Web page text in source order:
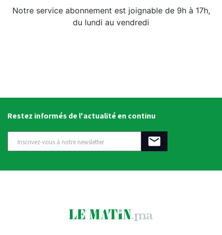
Notre service abonnement est joignable de 9h à 17h,
du lundi au vendredi
Restez informés de l'actualité en continu